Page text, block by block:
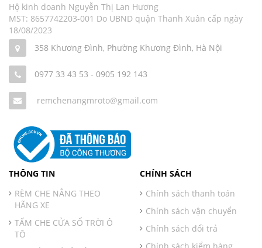
Hộ kinh doanh Nguyễn Thị Lan Hương
MST: 8657742203-001 Do UBND quận Thanh Xuân cấp ngày
18/08/2023
358 Khương Đình, Phường Khương Đình, Hà Nội
0977 33 43 53 - 0905 192 143
remchenangmroto@gmail.com
THÔNG TIN
RÈM CHE NẮNG THEO
HÃNG XE
TẤM CHE CỬA SỔ TRỜI Ô
TÔ
CHÍNH SÁCH
Chính sách thanh toán
Chính sách vận chuyển
Chính sách đổi trả
Chính sách kiểm hàng